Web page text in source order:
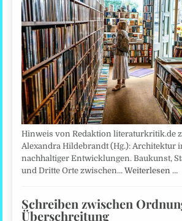
Hinweis von Redaktion literaturkritik.de
Alexandra Hildebrandt (Hg.): Architektur
nachhaltiger Entwicklungen. Baukunst,
und Dritte Orte zwischen…Weiterlesen …
Schreiben zwischen
Überschreitung